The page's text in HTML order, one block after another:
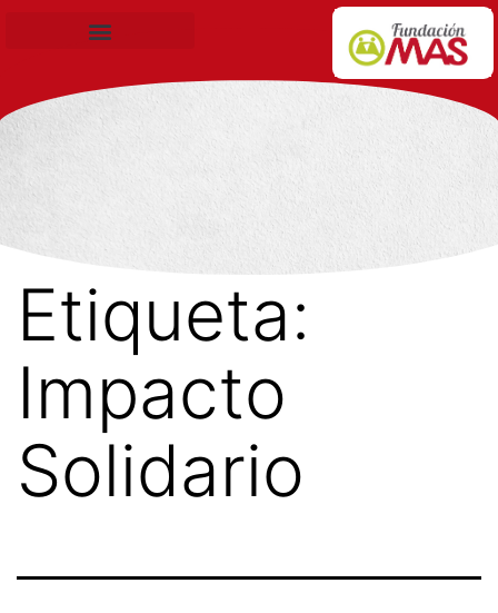
Etiqueta:
Impacto
Solidario